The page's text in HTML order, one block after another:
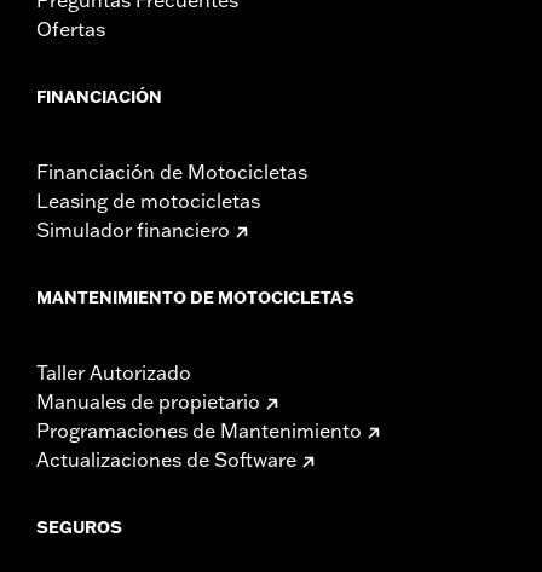
Ofertas
FINANCIACIÓN
Financiación de Motocicletas
Leasing de motocicletas
Simulador financiero
MANTENIMIENTO DE MOTOCICLETAS
Taller Autorizado
Manuales de propietario
Programaciones de Mantenimiento
Actualizaciones de Software
SEGUROS